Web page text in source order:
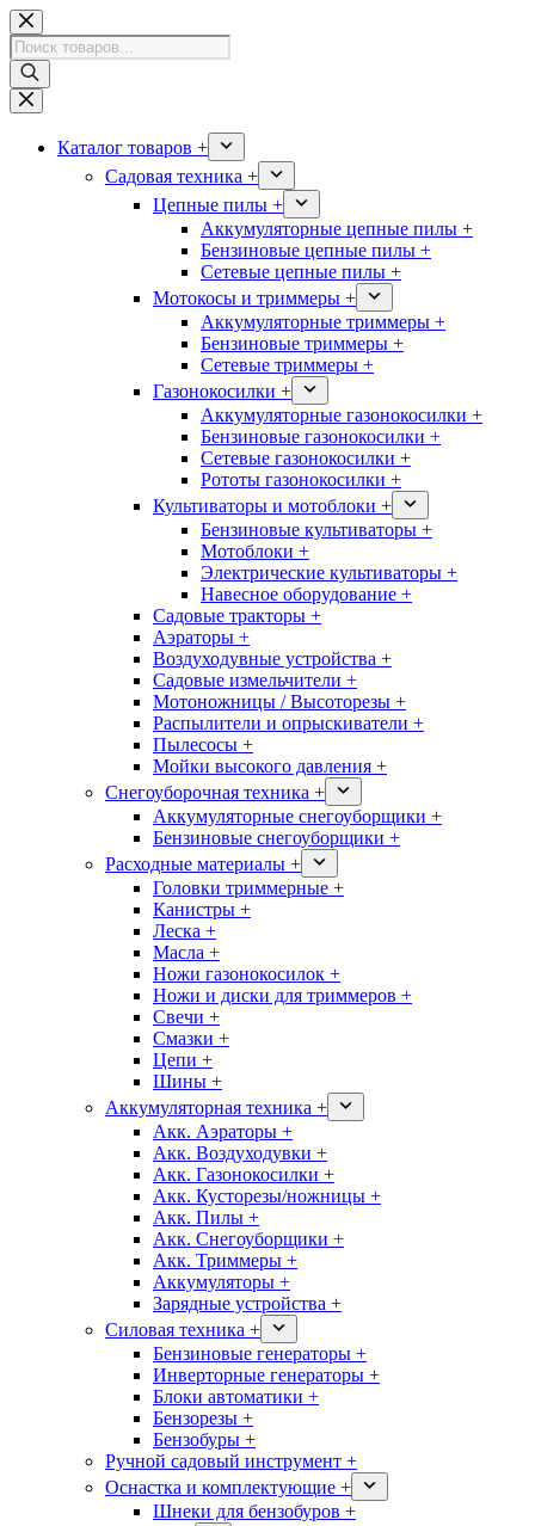
Перейти
к
сути
Поиск
товаров
Каталог товаров +
Садовая техника +
Цепные пилы +
Аккумуляторные цепные пилы +
Бензиновые цепные пилы +
Сетевые цепные пилы +
Мотокосы и триммеры +
Аккумуляторные триммеры +
Бензиновые триммеры +
Сетевые триммеры +
Газонокосилки +
Аккумуляторные газонокосилки +
Бензиновые газонокосилки +
Сетевые газонокосилки +
Рототы газонокосилки +
Культиваторы и мотоблоки +
Бензиновые культиваторы +
Мотоблоки +
Электрические культиваторы +
Навесное оборудование +
Садовые тракторы +
Аэраторы +
Воздуходувные устройства +
Садовые измельчители +
Мотоножницы / Высоторезы +
Распылители и опрыскиватели +
Пылесосы +
Мойки высокого давления +
Снегоуборочная техника +
Аккумуляторные снегоуборщики +
Бензиновые снегоуборщики +
Расходные материалы +
Головки триммерные +
Канистры +
Леска +
Масла +
Ножи газонокосилок +
Ножи и диски для триммеров +
Свечи +
Смазки +
Цепи +
Шины +
Аккумуляторная техника +
Акк. Аэраторы +
Акк. Воздуходувки +
Акк. Газонокосилки +
Акк. Кусторезы/ножницы +
Акк. Пилы +
Акк. Снегоуборщики +
Акк. Триммеры +
Аккумуляторы +
Зарядные устройства +
Силовая техника +
Бензиновые генераторы +
Инверторные генераторы +
Блоки автоматики +
Бензорезы +
Бензобуры +
Ручной садовый инструмент +
Оснастка и комплектующие +
Шнеки для бензобуров +